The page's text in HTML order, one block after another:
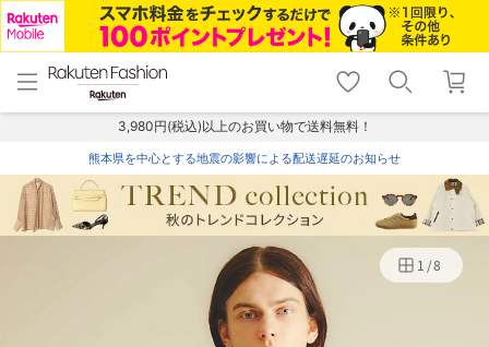
menu home
トップ
shopping_cart lock_outline
ログイン
3,980円(税込)以上のお買い物で送料無料！
熊本県を中心とする地震の影響による配送遅延のお知らせ
1 /8